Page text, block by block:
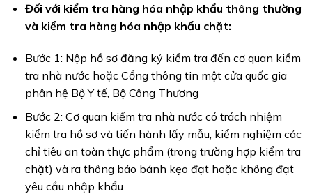
Đối với kiểm tra hàng hóa nhập khẩu thông thường
và kiểm tra hàng hóa nhập khẩu chặt:
Bước 1: Nộp hồ sơ đăng ký kiểm tra đến cơ quan kiểm
tra nhà nước hoặc Cổng thông tin một cửa quốc gia
phân hệ Bộ Y tế, Bộ Công Thương
Bước 2: Cơ quan kiểm tra nhà nước có trách nhiệm
kiểm tra hồ sơ và tiến hành lấy mẫu, kiểm nghiệm các
chỉ tiêu an toàn thực phẩm (trong trường hợp kiểm tra
chặt) và ra thông báo bánh kẹo đạt hoặc không đạt
yêu cầu nhập khẩu